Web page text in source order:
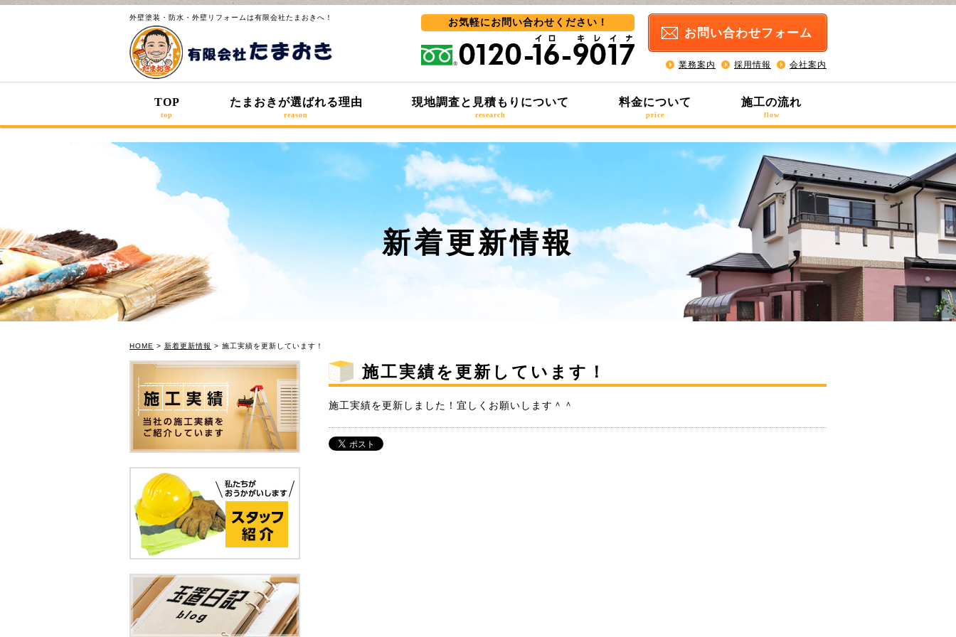
外壁塗装・防水・外壁リフォームは有限会社たまおきへ！ お気軽にお問い合わせ ください！
お問い合わせフォーム
業務案内 採用情報 会社案内
TOP
top
たまおきが選ばれる理由
reason
現地調査と見積もりについて
research
料金について
price
施工の流れ
flow
新着更新情報
HOME > 新着更新情報 > 施工実績を更新しています！
施工実績を更新しています！
施工実績を更新しました！宜しくお願いします＾＾